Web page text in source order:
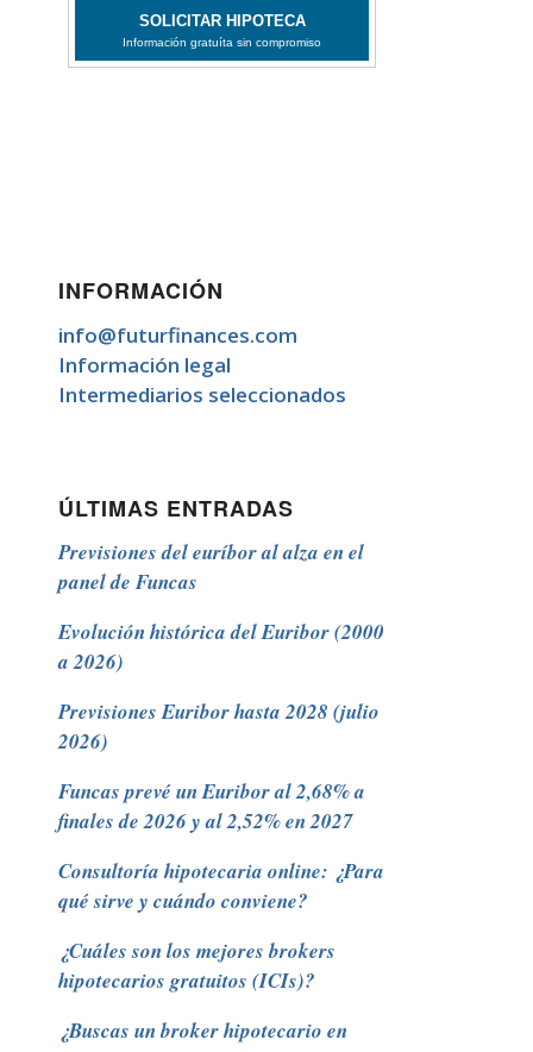
INFORMACIÓN
info@futurfinances.com
Información legal
Intermediarios seleccionados
ÚLTIMAS ENTRADAS
Previsiones del euríbor al alza en el
panel de Funcas
Evolución histórica del Euribor (2000
a 2026)
Previsiones Euribor hasta 2028 (julio
2026)
Funcas prevé un Euribor al 2,68% a
finales de 2026 y al 2,52% en 2027
Consultoría hipotecaria online: ¿Para
qué sirve y cuándo conviene?
¿Cuáles son los mejores brokers
hipotecarios gratuitos (ICIs)?
¿Buscas un broker hipotecario en